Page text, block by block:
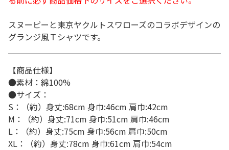
スヌーピーと東京ヤクルトスワローズのコラボデザインの
グランジ風Ｔシャツです。
【商品仕様】
●素材：綿100%
●サイズ：
S：（約）身丈:68cm 身巾:46cm 肩巾:42cm
M：（約）身丈:71cm 身巾:51cm 肩巾:46cm
L：（約）身丈:75cm 身巾:56cm 肩巾:50cm
XL：（約）身丈:78cm 身巾:61cm 肩巾:54cm